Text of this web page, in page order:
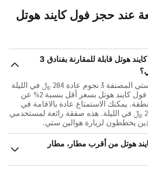
عند حجز فول كايند هوتل
هل الأسعار في فول كايند هوتل قابلة للمقارنة بفنادق 3
تكلف فنادق هوالين ستي المصنفة 3 نجوم عادة 284 ﷼ في الليلة
، ولكن وسطياً يتوفر فول كايند هوتل بسعر أقل بنسبة 2% عن
يمكنك الاستمتاع عادة بالاقامة في
فول كايند هوتل بـ 293 ﷼ في الليلة. هذه صفقة رائعة لمستخدمي
هوتل من أقرب مطار، مطار